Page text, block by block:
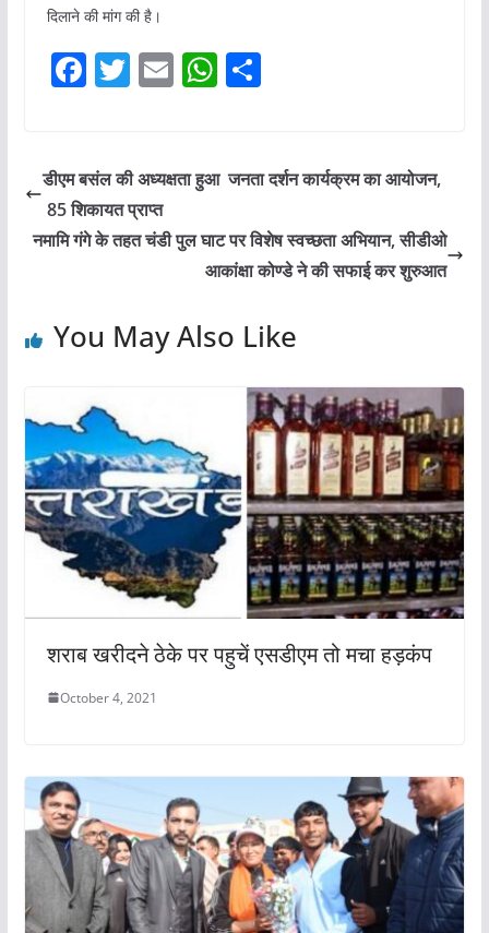
दिलाने की मांग की है।
F
e
b
o
T
er
E
l
W
s
p
p
S
e
डीएम बसंल की अध्यक्षता हुआ जनता दर्शन कार्यक्रम का आयोजन,
85 शिकायत प्राप्त
नमामि गंगे के तहत चंडी पुल घाट पर विशेष स्वच्छता अभियान, सीडीओ
आकांक्षा कोण्डे ने की सफाई कर शुरुआत
You May Also Like
शराब खरीदने ठेके पर पहुचें एसडीएम तो मचा हड़कंप
October 4, 2021